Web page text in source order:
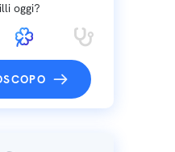
oggi?